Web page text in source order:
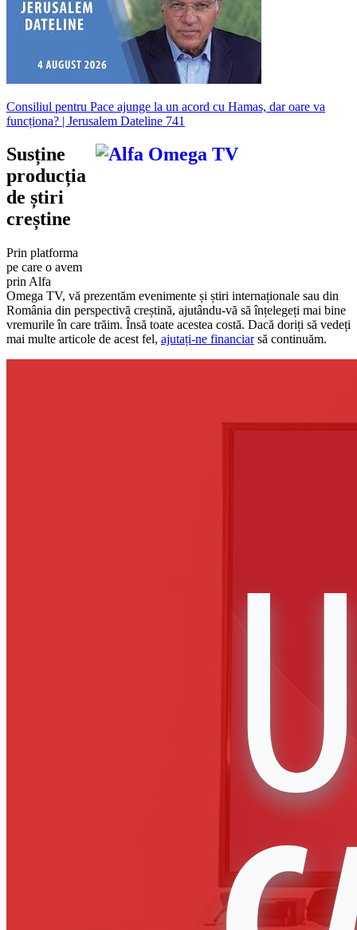
Consiliul pentru Pace ajunge la un acord cu Hamas, dar oare va
funcționa? | Jerusalem Dateline 741
Susține
producția
de știri
creștine
Prin platforma
pe care o avem
prin Alfa
Omega TV, vă prezentăm evenimente și știri internaționale sau din
România din perspectivă creștină, ajutându-vă să înțelegeți mai bine
vremurile în care trăim. Însă toate acestea costă. Dacă doriți să vedeți
mai multe articole de acest fel, ajutați-ne financiarsă continuăm.